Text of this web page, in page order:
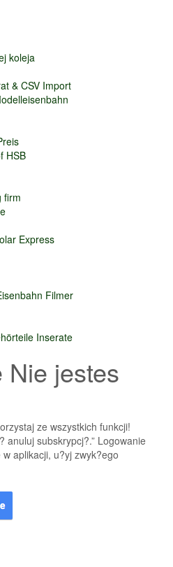
koleja
& CSV Import
HSB
firm
Express
Filmer
Inserate
Nie jestes
ze wszystkich funkcji!
anuluj subskrypcj?.” Logowanie
aplikacji, u?yj zwyk?ego